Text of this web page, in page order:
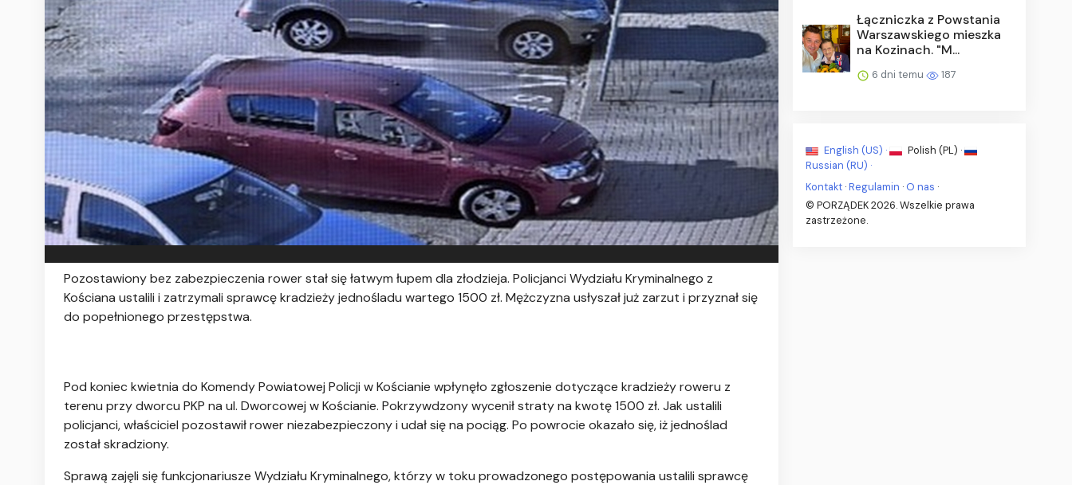
Pozostawiony bez zabezpieczenia rower stał się łatwym łupem dla złodzieja. Policjanci Wydziału Kryminalnego z
Kościana ustalili i zatrzymali sprawcę kradzieży jednośladu wartego 1500 zł. Mężczyzna usłyszał już zarzut i przyznał się
do popełnionego przestępstwa.
Pod koniec kwietnia do Komendy Powiatowej Policji w Kościanie wpłynęło zgłoszenie dotyczące kradzieży roweru z
terenu przy dworcu PKP na ul. Dworcowej w Kościanie. Pokrzywdzony wycenił straty na kwotę 1500 zł. Jak ustalili
policjanci, właściciel pozostawił rower niezabezpieczony i udał się na pociąg. Po powrocie okazało się, iż jednoślad
został skradziony.
Sprawą zajęli się funkcjonariusze Wydziału Kryminalnego, którzy w toku prowadzonego postępowania ustalili sprawcę
Łączniczka z Powstania
Warszawskiego mieszka
na Kozinach. "M...
6 dni temu 187
English (US) ·
Polish (PL) ·
Russian (RU) ·
Kontakt ·Regulamin · O nas ·
© PORZĄDEK 2026. Wszelkie prawa
zastrzeżone.